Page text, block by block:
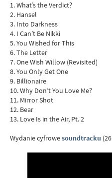
1. What’s the Verdict?
2. Hansel
3. Into Darkness
4. I Can’t Be Nikki
5. You Wished for This
6. The Letter
7. One Wish Willow (Revisited)
8. You Only Get One
9. Billionaire
10. Why Don’t You Love Me?
11. Mirror Shot
12. Bear
13. Love Is in the Air, Pt. 2
Wydanie cyfrowesoundtracku